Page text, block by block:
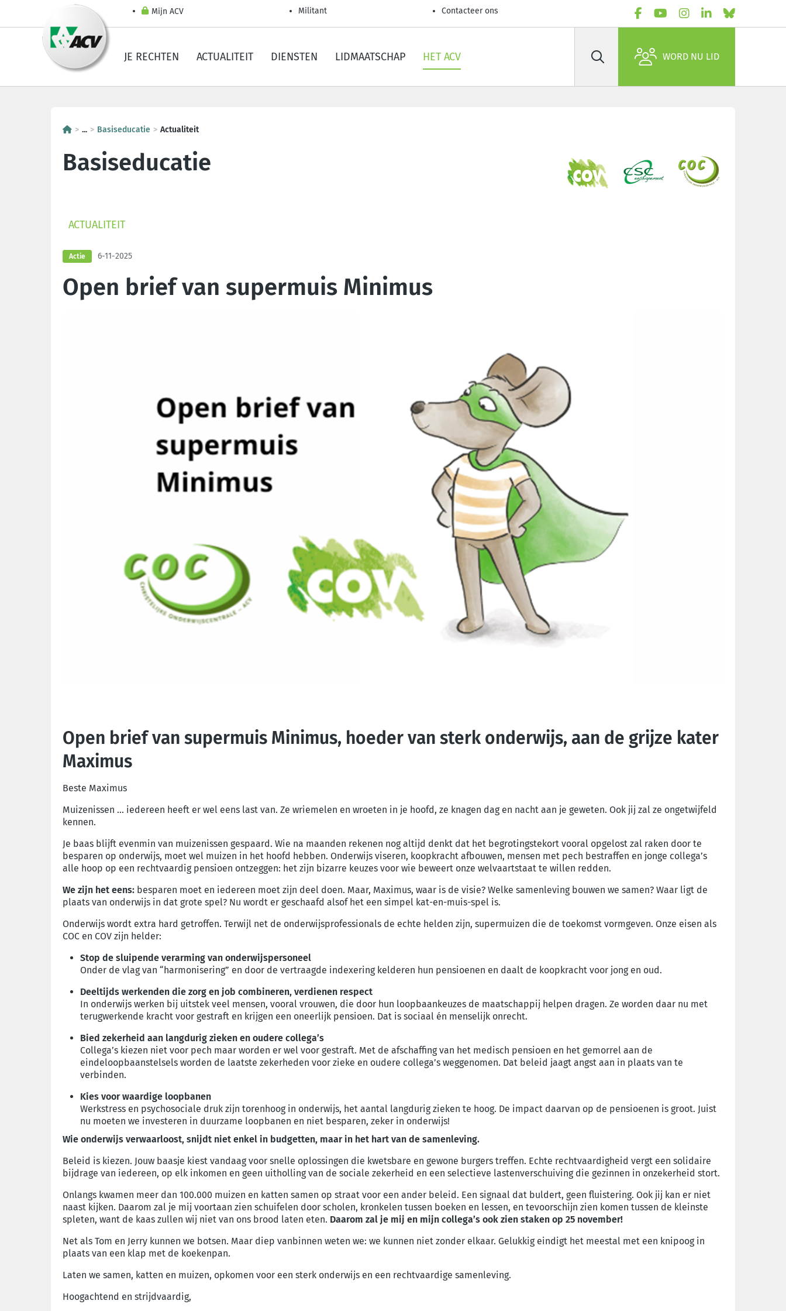
Mijn ACV Militant Contacteer ons
JE RECHTEN ACTUALITEIT DIENSTEN LIDMAATSCHAP HET ACV Zoek WORD NU LID
... Basiseducatie Actualiteit
Basiseducatie
ACTUALITEIT
Actie 6-11-2025
Open brief van supermuis Minimus
Open brief van supermuis Minimus, hoeder van sterk onderwijs, aan de grijze kater
Maximus
Beste Maximus
Muizenissen … iedereen heeft er wel eens last van. Ze wriemelen en wroeten in je hoofd, ze knagen dag en nacht aan je geweten. Ook jij zal ze ongetwijfeld
kennen.
Je baas blijft evenmin van muizenissen gespaard. Wie na maanden rekenen nog altijd denkt dat het begrotingstekort vooral opgelost zal raken door te
besparen op onderwijs, moet wel muizen in het hoofd hebben. Onderwijs viseren, koopkracht afbouwen, mensen met pech bestraffen en jonge collega’s
alle hoop op een rechtvaardig pensioen ontzeggen: het zijn bizarre keuzes voor wie beweert onze welvaartstaat te willen redden.
We zijn het eens: besparen moet en iedereen moet zijn deel doen. Maar, Maximus, waar is de visie? Welke samenleving bouwen we samen? Waar ligt de
plaats van onderwijs in dat grote spel? Nu wordt er ge­schaafd alsof het een simpel kat-en-muis-spel is.
Onderwijs wordt extra hard getroffen. Terwijl net de onderwijsprofessionals de echte helden zijn, supermuizen die de toekomst vormgeven. Onze eisen als
COC en COV zijn helder:
Stop de sluipende verarming van onderwijspersoneel
Onder de vlag van “harmonisering” en door de vertraagde indexering kelderen hun pensioenen en daalt de koopkracht voor jong en oud.
Deeltijds werkenden die zorg en job combineren, verdienen respect
In onderwijs werken bij uitstek veel mensen, vooral vrouwen, die door hun loopbaankeuzes de maatschappij helpen dragen. Ze worden daar nu met
terugwerkende kracht voor gestraft en krijgen een oneerlijk pensioen. Dat is sociaal én menselijk onrecht.
Bied zekerheid aan langdurig zieken en oudere collega’s
Collega’s kiezen niet voor pech maar worden er wel voor gestraft. Met de afschaffing van het medisch pensioen en het gemorrel aan de
eindeloopbaanstelsels worden de laatste zekerheden voor zieke en oudere collega’s weggenomen. Dat beleid jaagt angst aan in plaats van te
verbinden.
Kies voor waardige loopbanen
Werkstress en psychosociale druk zijn torenhoog in onderwijs, het aantal langdurig zieken te hoog. De impact daarvan op de pensioenen is groot. Juist
nu moeten we investeren in duurzame loopbanen en niet besparen, zeker in onderwijs!
Wie onderwijs verwaarloost, snijdt niet enkel in budgetten, maar in het hart van de samenleving.
Beleid is kiezen. Jouw baasje kiest vandaag voor snelle oplossingen die kwetsbare en gewone burgers treffen. Echte rechtvaardigheid vergt een solidaire
bijdrage van iedereen, op elk inkomen en geen uitholling van de sociale zekerheid en een selectieve lastenverschuiving die gezinnen in onzekerheid stort.
Onlangs kwamen meer dan 100.000 muizen en katten samen op straat voor een ander beleid. Een signaal dat buldert, geen fluistering. Ook jij kan er niet
naast kijken. Daarom zal je mij voortaan zien schuifelen door scholen, kronkelen tussen boeken en lessen, en tevoorschijn zien komen tussen de kleinste
spleten, want de kaas zullen wij niet van ons brood laten eten. Daarom zal je mij en mijn collega’s ook zien staken op 25 november!
Net als Tom en Jerry kunnen we botsen. Maar diep vanbinnen weten we: we kunnen niet zonder elkaar. Gelukkig eindigt het meestal met een knipoog in
plaats van een klap met de koekenpan.
Laten we samen, katten en muizen, opkomen voor een sterk onderwijs en een rechtvaardige samenleving.
Hoogachtend en strijdvaardig,